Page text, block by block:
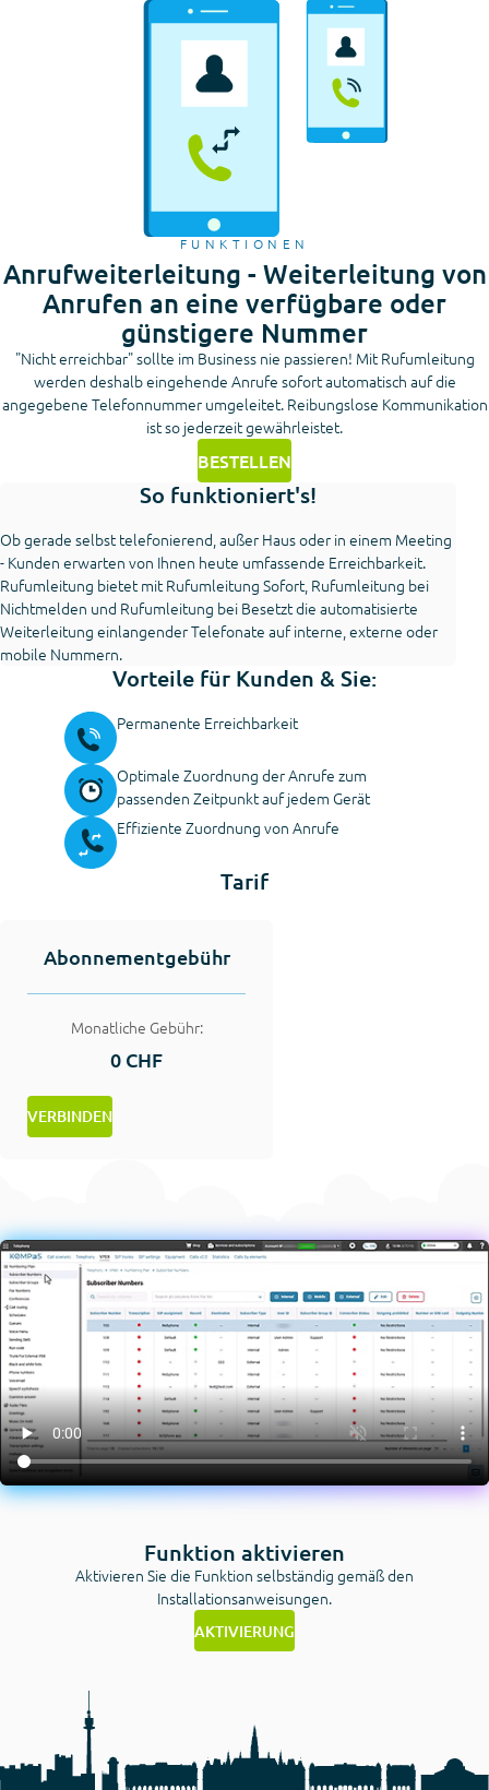
FUNKTIONEN
Anrufweiterleitung - Weiterleitung von
Anrufen an eine verfügbare oder
günstigere Nummer
"Nicht erreichbar" sollte im Business nie passieren! Mit Rufumleitung
werden deshalb eingehende Anrufe sofort automatisch auf die
angegebene Telefonnummer umgeleitet. Reibungslose Kommunikation
ist so jederzeit gewährleistet.
BESTELLEN
So funktioniert's!
Ob gerade selbst telefonierend, außer Haus oder in einem Meeting
- Kunden erwarten von Ihnen heute umfassende Erreichbarkeit.
Rufumleitung bietet mit Rufumleitung Sofort, Rufumleitung bei
Nichtmelden und Rufumleitung bei Besetzt die automatisierte
Weiterleitung einlangender Telefonate auf interne, externe oder
mobile Nummern.
Vorteile für Kunden & Sie:
Permanente Erreichbarkeit
Optimale Zuordnung der Anrufe zum
passenden Zeitpunkt auf jedem Gerät
Effiziente Zuordnung von Anrufe
Tarif
Abonnementgebühr
Monatliche Gebühr:
0 CHF
VERBINDEN
Funktion aktivieren
Aktivieren Sie die Funktion selbständig gemäß den
Installationsanweisungen.
AKTIVIERUNG